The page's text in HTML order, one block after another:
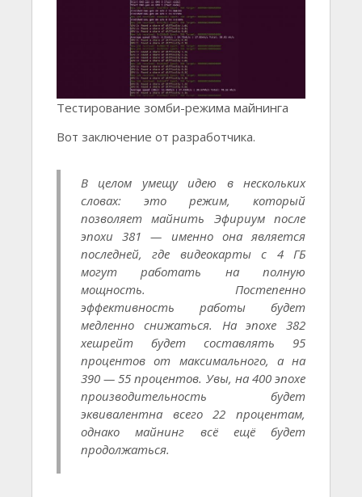
Тестирование зомби-режима майнинга
Вот заключение от разработчика.
В целом умещу идею в нескольких
словах: это режим, который
позволяет майнить Эфириум после
эпохи 381 — именно она является
последней, где видеокарты с 4 ГБ
могут работать на полную
мощность. Постепенно
эффективность работы будет
медленно снижаться. На эпохе 382
хешрейт будет составлять 95
процентов от максимального, а на
390 — 55 процентов. Увы, на 400 эпохе
производительность будет
эквивалентна всего 22 процентам,
однако майнинг всё ещё будет
продолжаться.